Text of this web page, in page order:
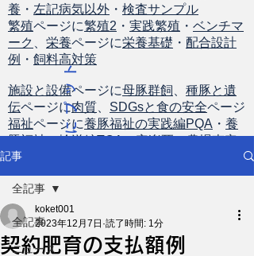
養 ・ 左記病気以外 ・ 検査サンプル
繁殖ページに繁殖2 ・ 実践繁殖 ・ ベンチマ
ーク
栄養ページに栄養基礎 ・ 配合設計
例 ・ 飼料高対策
施設と設備ページに母豚群飼
種豚と遺
伝ページに肉質 SDGsと食の安全ページ
福祉ページに養豚福祉の実践編PQA ・ 養
豚福祉の輸送編TQA・安楽死・農場査定
ト
ッ
プ
に
記事
全記事
ニュース
全記事
契約肥育の支払額例
koket001
2023年12月7日 読了時間: 1分